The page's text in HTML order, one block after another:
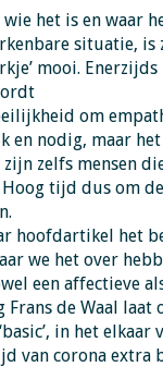
het is en waar
situatie,
mooi.
om
en nodig, maar het
zelfs mensen
tijd dus om de
hoofdartikel het
we het over
een affectieve
de Waal laat
in het elkaar
van corona extra